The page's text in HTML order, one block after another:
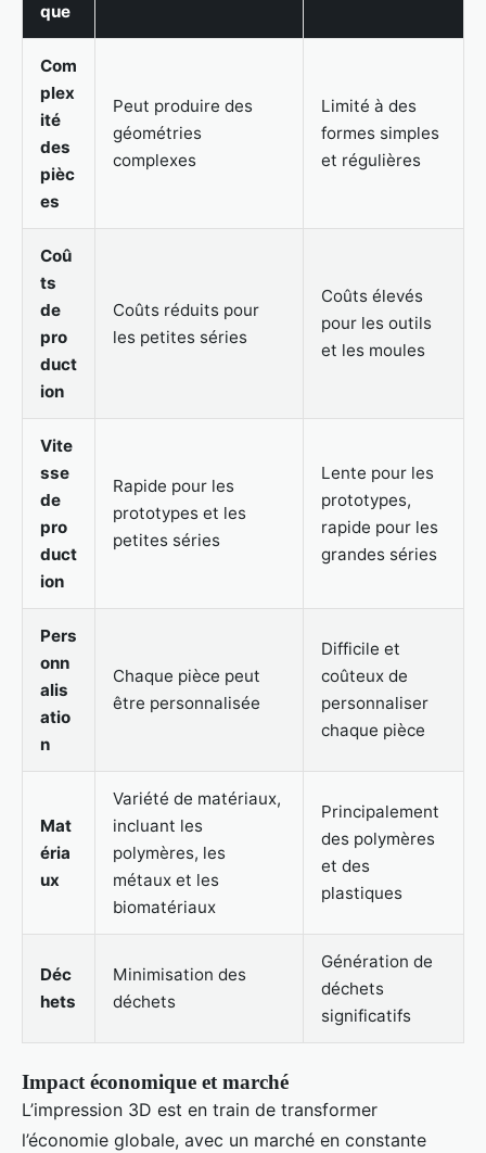
que
Com
plex
ité
des
pièc
es
Peut produire des
géométries
complexes
Limité à des
formes simples
et régulières
Coû
ts
de
pro
duct
ion
Coûts réduits pour
les petites séries
Coûts élevés
pour les outils
et les moules
Vite
sse
de
pro
duct
ion
Rapide pour les
prototypes et les
petites séries
Lente pour les
prototypes,
rapide pour les
grandes séries
Pers
onn
alis
atio
n
Chaque pièce peut
être personnalisée
Difficile et
coûteux de
personnaliser
chaque pièce
Mat
éria
ux
Variété de matériaux,
incluant les
polymères, les
métaux et les
biomatériaux
Principalement
des polymères
et des
plastiques
Déc
hets
Minimisation des
déchets
Génération de
déchets
significatifs
Impact économique et marché
L’impression 3D est en train de transformer
l’économie globale, avec un marché en constante